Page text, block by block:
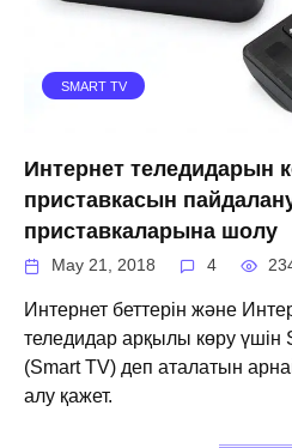
SMART TV
Интернет теледидарын
приставкасын
приставкаларына шолу
May 21, 2018 4
Интернет беттерін және
теледидар арқылы көру үшін
(Smart TV) деп аталатын
алу қажет.